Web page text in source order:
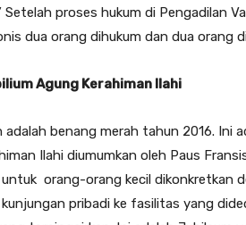
Setelah proses hukum di Pengadilan
dua orang dihukum dan dua orang
Agung Kerahiman Ilahi
adalah benang merah tahun 2016. Ini
Ilahi diumumkan oleh Paus
orang-orang kecil dikonkretkan
kunjungan pribadi ke fasilitas yang